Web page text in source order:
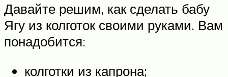
Давайте решим, как сделать бабу
Ягу из колготок своими руками. Вам
понадобится:
колготки из капрона;